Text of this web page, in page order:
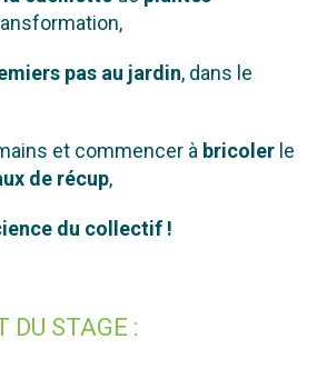
pas au jardin, dans le
et commencer à bricoler le
de récup,
du collectif !
DU STAGE :